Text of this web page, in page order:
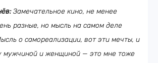
Замечательное кино, не менее
разные, но мысль на самом деле
о самореализации, вот эти мечты, и
мужчиной и женщиной — это мне тоже